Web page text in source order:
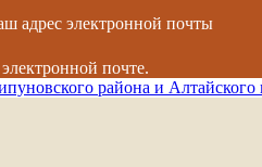
адрес электронной почты
почте.
района и Алтайского